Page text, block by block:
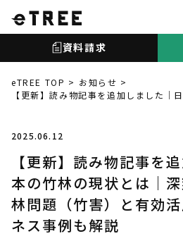
資料請求
eTREE TOP
お知らせ
【更新】読み物記事を追加しました
2025.06.12
【更新】読み物記事を
本の竹林の現状とは｜
林問題（竹害）と有効
ネス事例も解説